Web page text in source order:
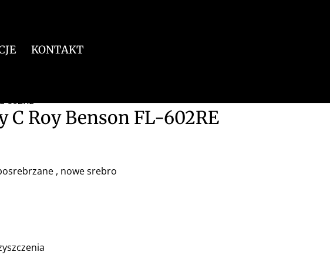
KONTAKT
602RE
C Roy Benson FL-602RE
, nowe srebro